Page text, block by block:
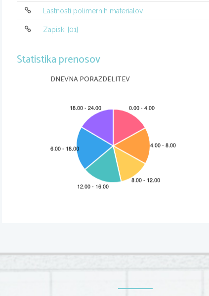
Lastnosti polimernih materialov
Zapiski [01]
Statistika prenosov
DNEVNA PORAZDELITEV